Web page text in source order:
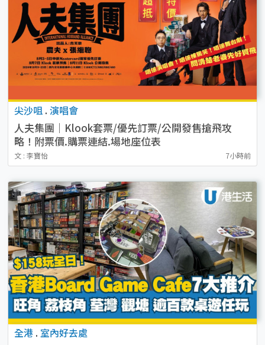
尖沙咀 . 演唱會
人夫集團｜Klook套票/優先訂票/公開發售搶飛攻
略！附票價.購票連結.場地座位表
文 : 李寶怡 7小時前
全港 . 室內好去處